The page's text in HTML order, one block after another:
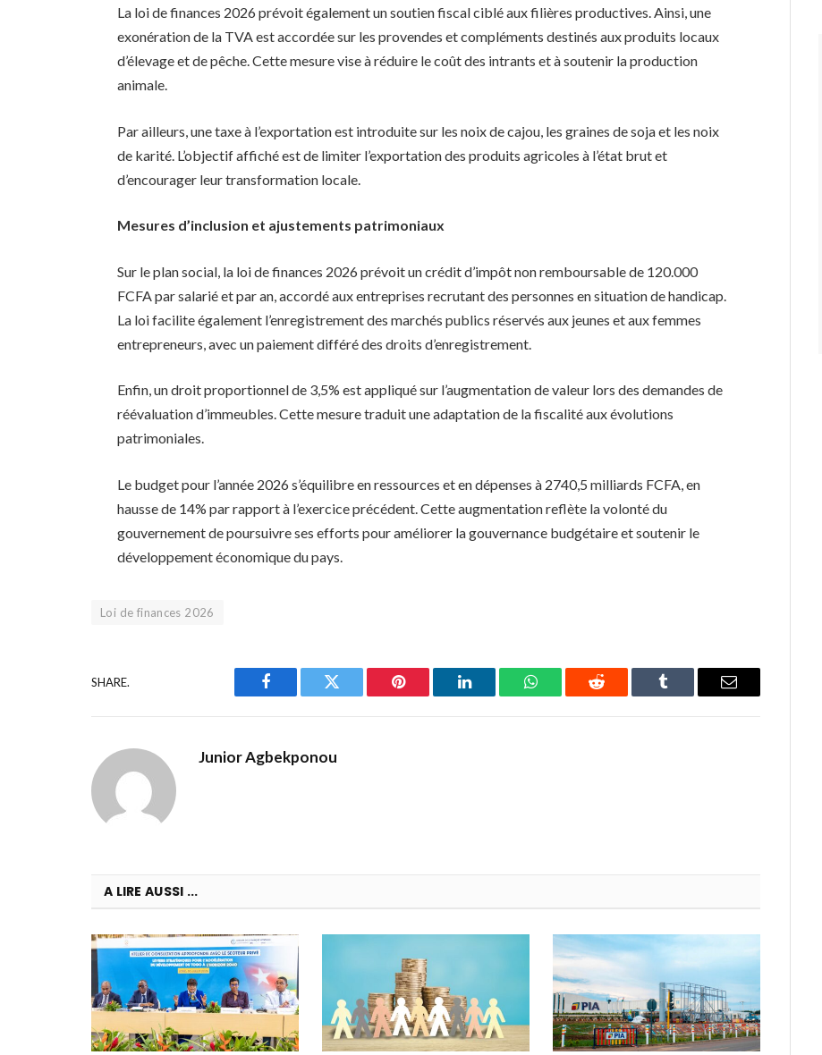
La loi de finances 2026 prévoit également un soutien fiscal ciblé aux filières productives. Ainsi, une
exonération de la TVA est accordée sur les provendes et compléments destinés aux produits locaux
d’élevage et de pêche. Cette mesure vise à réduire le coût des intrants et à soutenir la production
animale.
Par ailleurs, une taxe à l’exportation est introduite sur les noix de cajou, les graines de soja et les noix
de karité. L’objectif affiché est de limiter l’exportation des produits agricoles à l’état brut et
d’encourager leur transformation locale.
Mesures d’inclusion et ajustements patrimoniaux
Sur le plan social, la loi de finances 2026 prévoit un crédit d’impôt non remboursable de 120.000
FCFA par salarié et par an, accordé aux entreprises recrutant des personnes en situation de handicap.
La loi facilite également l’enregistrement des marchés publics réservés aux jeunes et aux femmes
entrepreneurs, avec un paiement différé des droits d’enregistrement.
Enfin, un droit proportionnel de 3,5% est appliqué sur l’augmentation de valeur lors des demandes de
réévaluation d’immeubles. Cette mesure traduit une adaptation de la fiscalité aux évolutions
patrimoniales.
Le budget pour l’année 2026 s’équilibre en ressources et en dépenses à 2740,5 milliards FCFA, en
hausse de 14% par rapport à l’exercice précédent. Cette augmentation reflète la volonté du
gouvernement de poursuivre ses efforts pour améliorer la gouvernance budgétaire et soutenir le
développement économique du pays.
Loi de finances 2026
SHARE.
Facebook Twitter Pinterest LinkedIn WhatsAppReddit Tumblr Email
Junior Agbekponou
A LIRE AUSSI ...